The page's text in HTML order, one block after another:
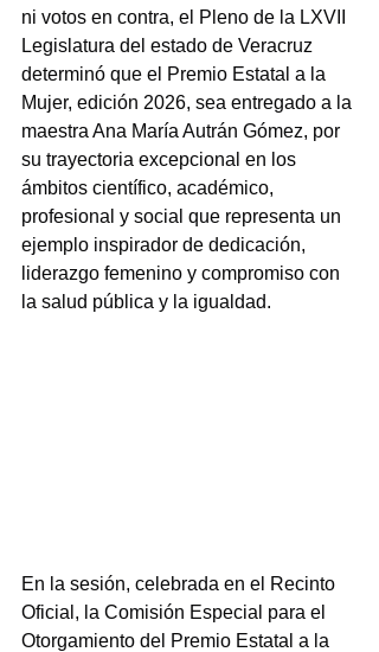
ni votos en contra, el Pleno de la LXVII
Legislatura del estado de Veracruz
determinó que el Premio Estatal a la
Mujer, edición 2026, sea entregado a la
maestra Ana María Autrán Gómez, por
su trayectoria excepcional en los
ámbitos científico, académico,
profesional y social que representa un
ejemplo inspirador de dedicación,
liderazgo femenino y compromiso con
la salud pública y la igualdad.
En la sesión, celebrada en el Recinto
Oficial, la Comisión Especial para el
Otorgamiento del Premio Estatal a la